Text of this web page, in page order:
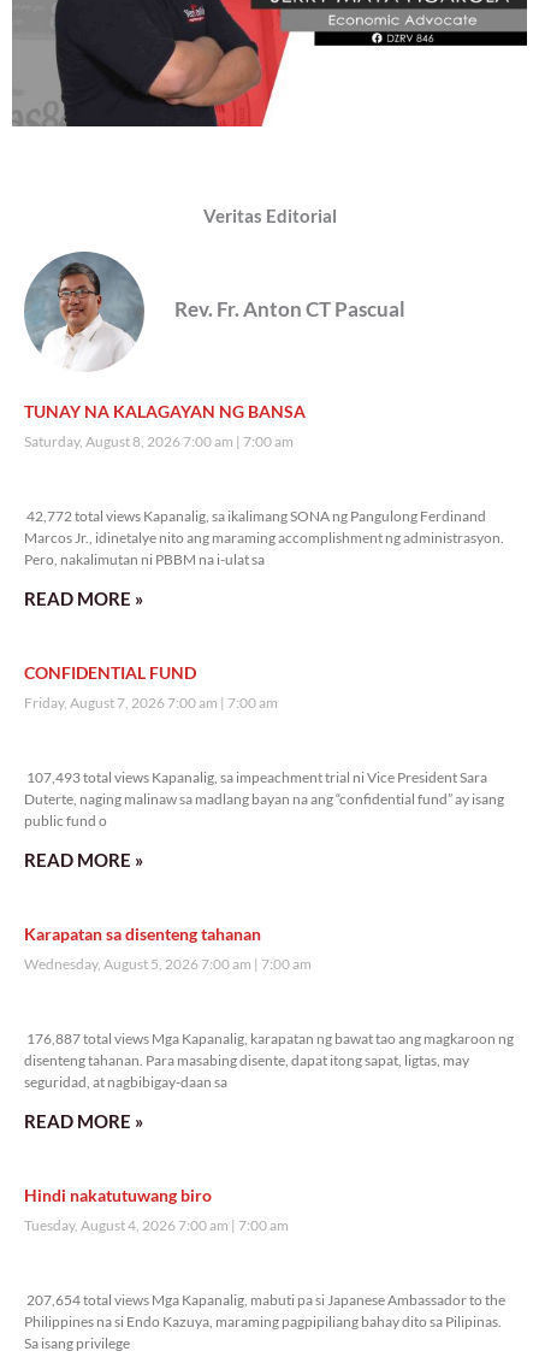
Veritas Editorial
Rev. Fr. Anton CT Pascual
TUNAY NA KALAGAYAN NG BANSA
Saturday, August 8, 2026 7:00 am 7:00 am
42,772 total views Kapanalig, sa ikalimang SONA ng Pangulong Ferdinand
Marcos Jr., idinetalye nito ang maraming accomplishment ng administrasyon.
Pero, nakalimutan ni PBBM na i-ulat sa
READ MORE »
CONFIDENTIAL FUND
Friday, August 7, 2026 7:00 am 7:00 am
107,493 total views Kapanalig, sa impeachment trial ni Vice President Sara
Duterte, naging malinaw sa madlang bayan na ang “confidential fund” ay isang
public fund o
READ MORE »
Karapatan sa disenteng tahanan
Wednesday, August 5, 2026 7:00 am 7:00 am
176,887 total views Mga Kapanalig, karapatan ng bawat tao ang magkaroon ng
disenteng tahanan. Para masabing disente, dapat itong sapat, ligtas, may
seguridad, at nagbibigay-daan sa
READ MORE »
Hindi nakatutuwang biro
Tuesday, August 4, 2026 7:00 am 7:00 am
207,654 total views Mga Kapanalig, mabuti pa si Japanese Ambassador to the
Philippines na si Endo Kazuya, maraming pagpipiliang bahay dito sa Pilipinas.
Sa isang privilege